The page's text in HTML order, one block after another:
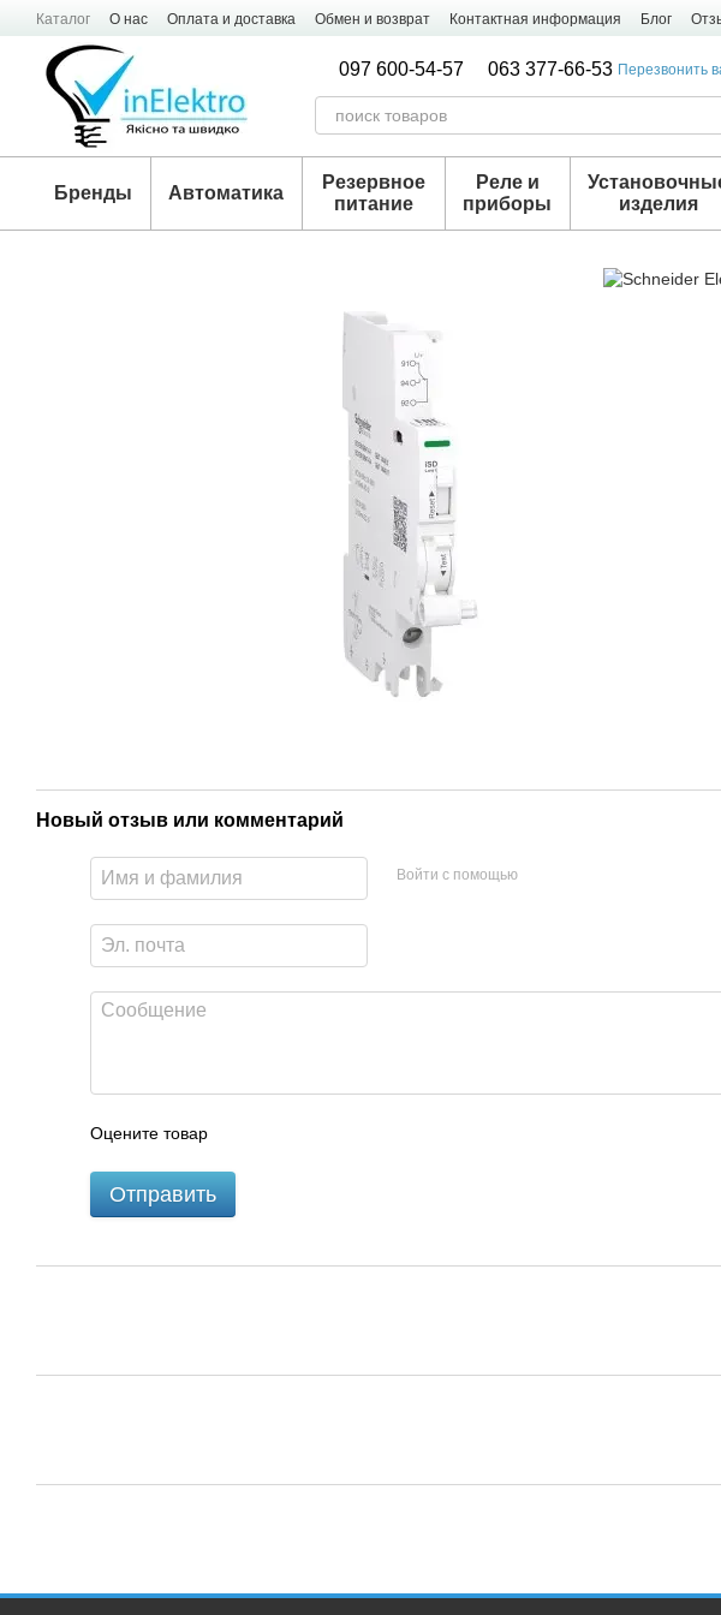
Перейти к основному контенту
Каталог О нас Оплата и доставка Обмен и возврат Контактная информация Блог
097 600-54-57 063 377-66-53 Перезвонить
Бренды Автоматика
Резервное
питание
Реле и
приборы
изделия
Новый отзыв или комментарий
Войти с помощью
Оцените товар
Отправить